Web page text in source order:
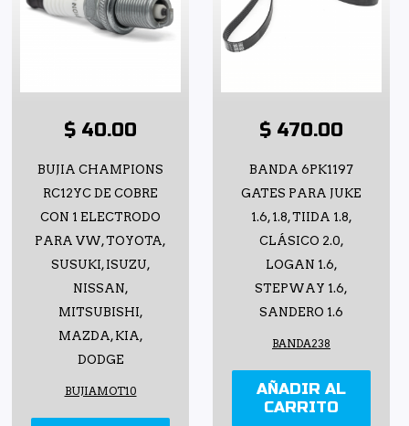
$ 40.00
BUJIA CHAMPIONS
RC12YC DE COBRE
CON 1 ELECTRODO
PARA VW, TOYOTA,
SUSUKI, ISUZU,
NISSAN,
MITSUBISHI,
MAZDA, KIA,
DODGE
BUJIAMOT10
$ 470.00
BANDA 6PK1197
GATES PARA JUKE
1.6, 1.8, TIIDA 1.8,
CLÁSICO 2.0,
LOGAN 1.6,
STEPWAY 1.6,
SANDERO 1.6
BANDA238
AÑADIR AL
CARRITO